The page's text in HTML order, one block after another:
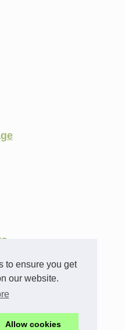
to ensure you get
our website.
Allow cookies